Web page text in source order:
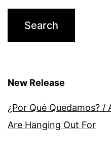
New Release
¿Por Qué Quedamos?
Are Hanging Out For